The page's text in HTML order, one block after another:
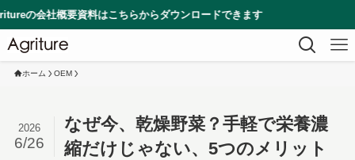
料はこちらからダウンロードできます
ホーム OEM
なぜ今、乾燥野菜？手軽で栄養濃
縮だけじゃない、5つのメリット
2026
6/26